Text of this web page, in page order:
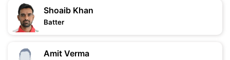
Shoaib Khan
Batter
Amit Verma